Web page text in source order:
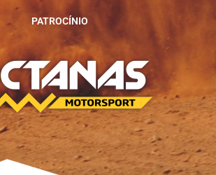
PATROCÍNIO